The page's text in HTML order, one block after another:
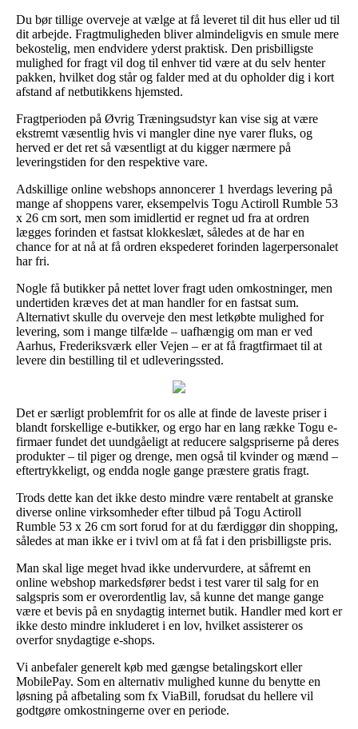
Du bør tillige overveje at vælge at få leveret til dit hus eller ud til
dit arbejde. Fragtmuligheden bliver almindeligvis en smule mere
bekostelig, men endvidere yderst praktisk. Den prisbilligste
mulighed for fragt vil dog til enhver tid være at du selv henter
pakken, hvilket dog står og falder med at du opholder dig i kort
afstand af netbutikkens hjemsted.
Fragtperioden på Øvrig Træningsudstyr kan vise sig at være
ekstremt væsentlig hvis vi mangler dine nye varer fluks, og
herved er det ret så væsentligt at du kigger nærmere på
leveringstiden for den respektive vare.
Adskillige online webshops annoncerer 1 hverdags levering på
mange af shoppens varer, eksempelvis Togu Actiroll Rumble 53
x 26 cm sort, men som imidlertid er regnet ud fra at ordren
lægges forinden et fastsat klokkeslæt, således at de har en
chance for at nå at få ordren ekspederet forinden lagerpersonalet
har fri.
Nogle få butikker på nettet lover fragt uden omkostninger, men
undertiden kræves det at man handler for en fastsat sum.
Alternativt skulle du overveje den mest letkøbte mulighed for
levering, som i mange tilfælde – uafhængig om man er ved
Aarhus, Frederiksværk eller Vejen – er at få fragtfirmaet til at
levere din bestilling til et udleveringssted.
Det er særligt problemfrit for os alle at finde de laveste priser i
blandt forskellige e-butikker, og ergo har en lang række Togu e-
firmaer fundet det uundgåeligt at reducere salgspriserne på deres
produkter – til piger og drenge, men også til kvinder og mænd –
eftertrykkeligt, og endda nogle gange præstere gratis fragt.
Trods dette kan det ikke desto mindre være rentabelt at granske
diverse online virksomheder efter tilbud på Togu Actiroll
Rumble 53 x 26 cm sort forud for at du færdiggør din shopping,
således at man ikke er i tvivl om at få fat i den prisbilligste pris.
Man skal lige meget hvad ikke undervurdere, at såfremt en
online webshop markedsfører bedst i test varer til salg for en
salgspris som er overordentlig lav, så kunne det mange gange
være et bevis på en snydagtig internet butik. Handler med kort er
ikke desto mindre inkluderet i en lov, hvilket assisterer os
overfor snydagtige e-shops.
Vi anbefaler generelt køb med gængse betalingskort eller
MobilePay. Som en alternativ mulighed kunne du benytte en
løsning på afbetaling som fx ViaBill, forudsat du hellere vil
godtgøre omkostningerne over en periode.